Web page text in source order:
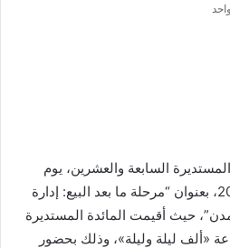
السابعة والعشرين، يوم
الاثنين الموافق 16 فبراير 2026، بعنوان “مرحلة ما بعد البيع: إدارة
حيث أقيمت المائدة المستديرة
«ألف ليلة وليلة»، وذلك بحضور